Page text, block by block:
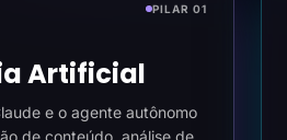
PILAR 01
Artificial
e o agente autônomo
de conteúdo, análise de